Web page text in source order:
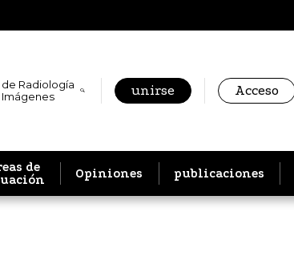
Radiología
unirse Acceso
de
Opiniones publicaciones